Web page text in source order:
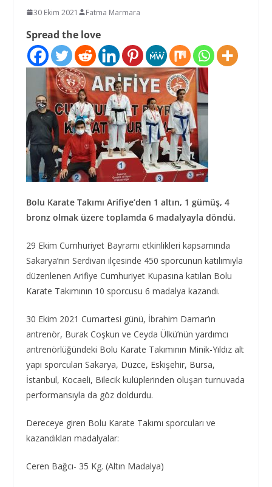
30 Ekim 2021 Fatma Marmara
Spread the love
Bolu Karate Takımı Arifiye’den 1 altın, 1 gümüş, 4
bronz olmak üzere toplamda 6 madalyayla döndü.
29 Ekim Cumhuriyet Bayramı etkinlikleri kapsamında
Sakarya’nın Serdivan ilçesinde 450 sporcunun katılımıyla
düzenlenen Arifiye Cumhuriyet Kupasına katılan Bolu
Karate Takımının 10 sporcusu 6 madalya kazandı.
30 Ekim 2021 Cumartesi günü, İbrahim Damar’ın
antrenör, Burak Coşkun ve Ceyda Ülkü’nün yardımcı
antrenörlüğündeki Bolu Karate Takımının Minik-Yıldız alt
yapı sporcuları Sakarya, Düzce, Eskişehir, Bursa,
İstanbul, Kocaeli, Bilecik kulüplerinden oluşan turnuvada
performansıyla da göz doldurdu.
Dereceye giren Bolu Karate Takımı sporcuları ve
kazandıkları madalyalar:
Ceren Bağcı- 35 Kg. (Altın Madalya)